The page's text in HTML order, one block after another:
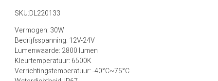
SKU:DL220133
Vermogen: 30W
Bedrijfsspanning: 12V-24V
Lumenwaarde: 2800 lumen
Kleurtemperatuur: 6500K
Verrichtingstemperatuur: -40°C~75°C